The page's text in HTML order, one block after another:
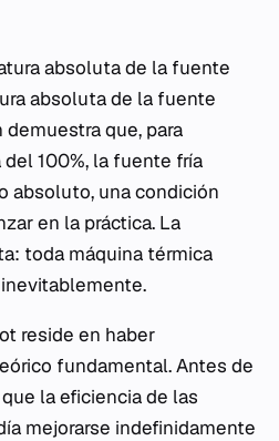
absoluta de la fuente
absoluta de la fuente
que, para
100%, la fuente fría
absoluto, una condición
en la práctica. La
toda máquina térmica
reside en haber
fundamental. Antes de
la eficiencia de las
mejorarse indefinidamente